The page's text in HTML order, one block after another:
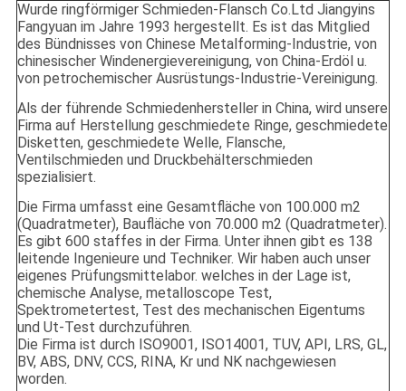
Wurde ringförmiger Schmieden-Flansch Co.Ltd Jiangyins
Fangyuan im Jahre 1993 hergestellt. Es ist das Mitglied
des Bündnisses von Chinese Metalforming-Industrie, von
chinesischer Windenergievereinigung, von China-Erdöl u.
von petrochemischer Ausrüstungs-Industrie-Vereinigung.
Als der führende Schmiedenhersteller in China, wird unsere
Firma auf Herstellung geschmiedete Ringe, geschmiedete
Disketten, geschmiedete Welle, Flansche,
Ventilschmieden und Druckbehälterschmieden
spezialisiert.
Die Firma umfasst eine Gesamtfläche von 100.000 m2
(Quadratmeter), Baufläche von 70.000 m2 (Quadratmeter).
Es gibt 600 staffes in der Firma. Unter ihnen gibt es 138
leitende Ingenieure und Techniker. Wir haben auch unser
eigenes Prüfungsmittelabor. welches in der Lage ist,
chemische Analyse, metalloscope Test,
Spektrometertest, Test des mechanischen Eigentums
und Ut-Test durchzuführen.
Die Firma ist durch ISO9001, ISO14001, TUV, API, LRS, GL,
BV, ABS, DNV, CCS, RINA, Kr und NK nachgewiesen
worden.